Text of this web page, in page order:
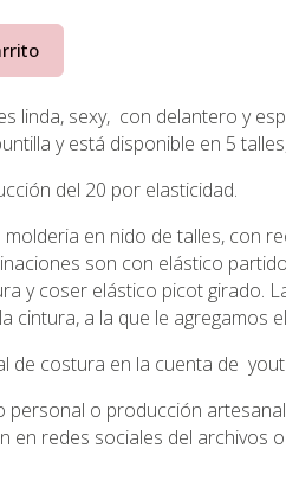
linda, sexy, con delantero y
y está disponible en 5
del 20 por elasticidad.
molderia en nido de talles, con
son con elástico
y coser elástico picot girado.
cintura, a la que le agregamos
de costura en la cuenta de
personal o producción
en redes sociales del archivos